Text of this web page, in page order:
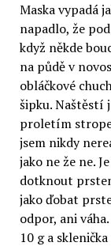
Maska vypadá
napadlo, že
když někde
na půdě v
obláčkové
šipku. Naštěstí
proletím
jsem nikdy
jako ne že ne.
dotknout
jako ďobat
odpor, ani
10 g a